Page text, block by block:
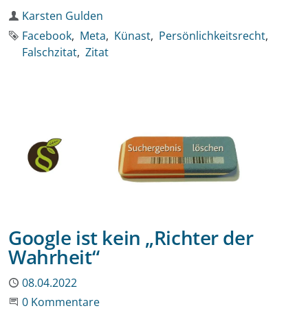
Autor
Karsten Gulden
Schlagworte
Facebook Meta Künast Persönlichkeitsrecht
Falschzitat Zitat
Google ist kein „Richter der
Wahrheit“
Publiziert
08.04.2022
Beginne eine Unterhaltung
0 Kommentare